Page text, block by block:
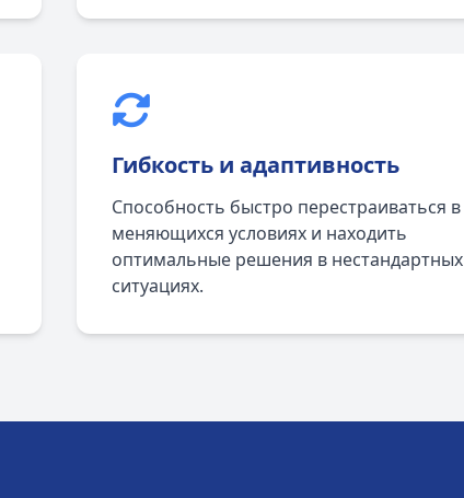
Гибкость и адаптивность
Способность быстро перестраиваться в
меняющихся условиях и находить
оптимальные решения в нестандартных
ситуациях.